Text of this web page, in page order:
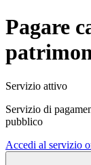
Pagare
Servizio attivo
Servizio di
pubblico
Accedi al servizio